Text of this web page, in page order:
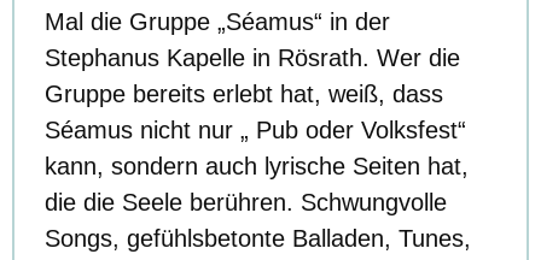
Mal die Gruppe „Séamus“ in der
Stephanus Kapelle in Rösrath. Wer die
Gruppe bereits erlebt hat, weiß, dass
Séamus nicht nur „ Pub oder Volksfest“
kann, sondern auch lyrische Seiten hat,
die die Seele berühren. Schwungvolle
Songs, gefühlsbetonte Balladen, Tunes,